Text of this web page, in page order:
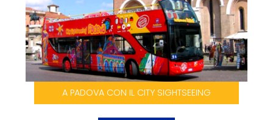
A PADOVA CON IL CITY SIGHTSEEING